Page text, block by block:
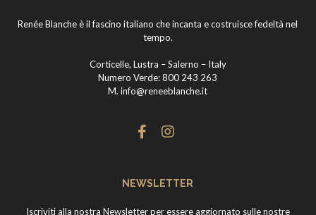
Renée Blanche è il fascino italiano che incanta e costruisce fedeltà nel
tempo.
Corticelle, Lustra – Salerno – Italy
Numero Verde:800 243 263
M.info@reneeblanche.it
NEWSLETTER
Iscriviti alla nostra Newsletter per essere aggiornato sulle nostre